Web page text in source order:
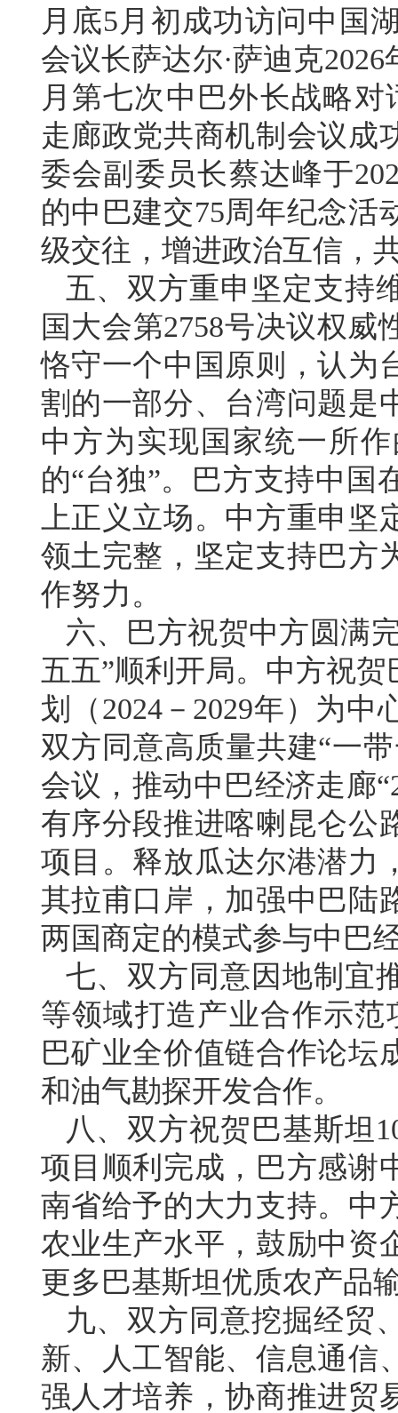
月底5月初成功访问中国
会议长萨达尔·萨迪克
月第七次中巴外长战略
走廊政党共商机制会议成
委会副委员长蔡达峰于
的中巴建交75周年纪念活
级交往，增进政治互信，
五、双方重申坚定支持
国大会第2758号决议权
恪守一个中国原则，认为
割的一部分、台湾问题是
中方为实现国家统一所
的“台独”。巴方支持中国
上正义立场。中方重申
领土完整，坚定支持巴方
作努力。
六、巴方祝贺中方圆满
五五”顺利开局。中方祝
划（2024－2029年）为
双方同意高质量共建“一
会议，推动中巴经济走廊
有序分段推进喀喇昆仑公
项目。释放瓜达尔港潜力
其拉甫口岸，加强中巴陆
两国商定的模式参与中巴
七、双方同意因地制宜
等领域打造产业合作示范
巴矿业全价值链合作论坛
和油气勘探开发合作。
八、双方祝贺巴基斯坦
项目顺利完成，巴方感谢
南省给予的大力支持。中
农业生产水平，鼓励中资
更多巴基斯坦优质农产品
九、双方同意挖掘经贸
新、人工智能、信息通信
强人才培养，协商推进贸